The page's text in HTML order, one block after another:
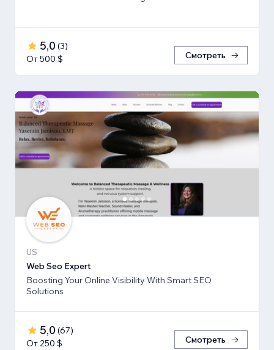
5,0 (3)
От 500 $
Смотреть
US
Web Seo Expert
Boosting Your Online Visibility With Smart SEO
Solutions
5,0 (67)
От 250 $
Смотреть